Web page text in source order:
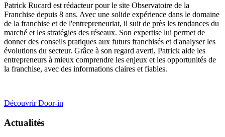
Patrick Rucard est rédacteur pour le site Observatoire de la
Franchise depuis 8 ans. Avec une solide expérience dans le domaine
de la franchise et de l'entrepreneuriat, il suit de près les tendances du
marché et les stratégies des réseaux. Son expertise lui permet de
donner des conseils pratiques aux futurs franchisés et d'analyser les
évolutions du secteur. Grâce à son regard averti, Patrick aide les
entrepreneurs à mieux comprendre les enjeux et les opportunités de
la franchise, avec des informations claires et fiables.
Découvrir Door-in
Actualités